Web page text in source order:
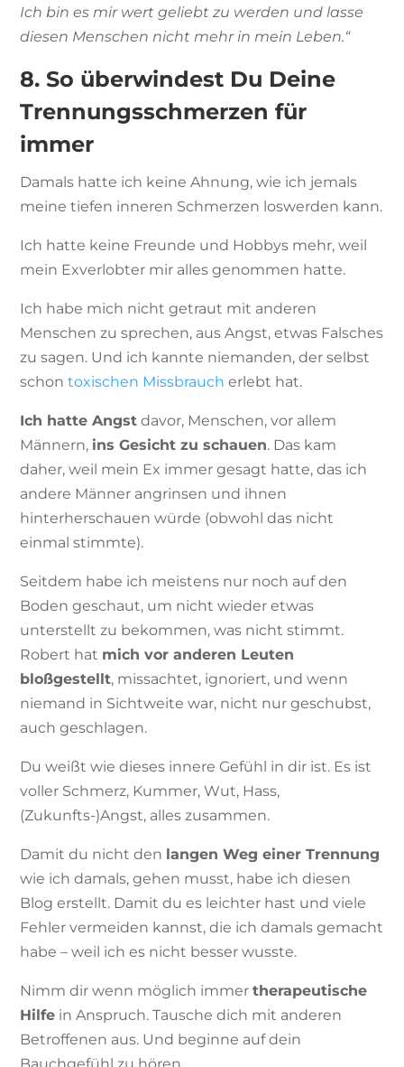
Ich bin es mir wert geliebt zu werden und lasse
diesen Menschen nicht mehr in mein Leben.“
8. So überwindest Du Deine
Trennungsschmerzen für
immer
Damals hatte ich keine Ahnung, wie ich jemals
meine tiefen inneren Schmerzen loswerden kann.
Ich hatte keine Freunde und Hobbys mehr, weil
mein Exverlobter mir alles genommen hatte.
Ich habe mich nicht getraut mit anderen
Menschen zu sprechen, aus Angst, etwas Falsches
zu sagen. Und ich kannte niemanden, der selbst
schontoxischen Missbrauch erlebt hat.
Ich hatte Angst davor, Menschen, vor allem
Männern, ins Gesicht zu schauen. Das kam
daher, weil mein Ex immer gesagt hatte, das ich
andere Männer angrinsen und ihnen
hinterherschauen würde (obwohl das nicht
einmal stimmte).
Seitdem habe ich meistens nur noch auf den
Boden geschaut, um nicht wieder etwas
unterstellt zu bekommen, was nicht stimmt.
Robert hat mich vor anderen Leuten
bloßgestellt, missachtet, ignoriert, und wenn
niemand in Sichtweite war, nicht nur geschubst,
auch geschlagen.
Du weißt wie dieses innere Gefühl in dir ist. Es ist
voller Schmerz, Kummer, Wut, Hass,
(Zukunfts-)Angst, alles zusammen.
Damit du nicht den langen Weg einer Trennung
wie ich damals, gehen musst, habe ich diesen
Blog erstellt. Damit du es leichter hast und viele
Fehler vermeiden kannst, die ich damals gemacht
habe – weil ich es nicht besser wusste.
Nimm dir wenn möglich immertherapeutische
Hilfe in Anspruch. Tausche dich mit anderen
Betroffenen aus. Und beginne auf dein